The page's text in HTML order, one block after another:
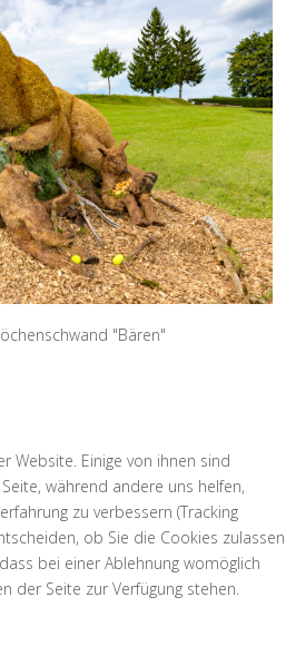
"Bären"
Website. Einige von ihnen sind
während andere uns helfen,
zu verbessern (Tracking
ob Sie die Cookies zulassen
bei einer Ablehnung womöglich
der Seite zur Verfügung stehen.